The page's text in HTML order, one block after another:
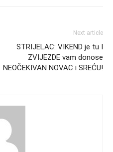
Next article
STRIJELAC: VIKEND je tu I
ZVIJEZDE vam donose
NEOČEKIVAN NOVAC i SREĆU!